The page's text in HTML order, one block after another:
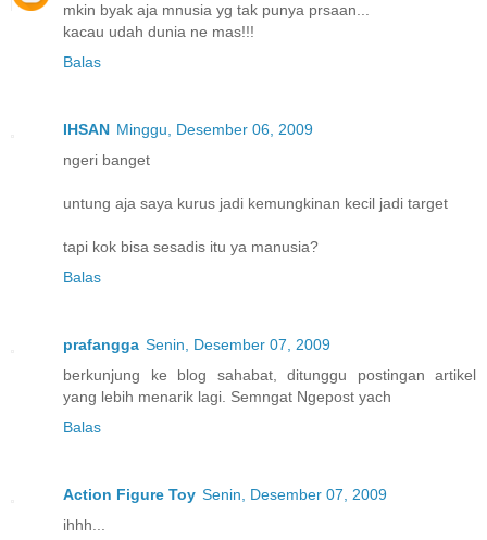
mkin byak aja mnusia yg tak punya prsaan...
kacau udah dunia ne mas!!!
Balas
IHSAN Minggu, Desember 06, 2009
ngeri banget
untung aja saya kurus jadi kemungkinan kecil jadi target
tapi kok bisa sesadis itu ya manusia?
Balas
prafangga Senin, Desember 07, 2009
berkunjung ke blog sahabat, ditunggu postingan artikel
yang lebih menarik lagi. Semngat Ngepost yach
Balas
Action Figure Toy Senin, Desember 07, 2009
ihhh...